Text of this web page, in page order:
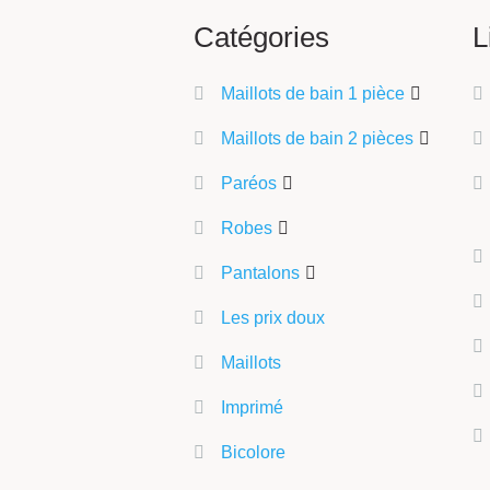
Catégories
Maillots de bain 1 pièce
Maillots de bain 2 pièces
Paréos
Robes
Pantalons
Les prix doux
Maillots
Imprimé
Bicolore